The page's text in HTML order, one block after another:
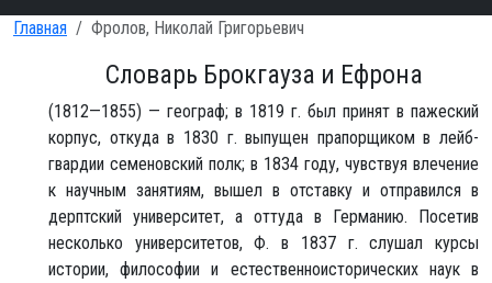
Главная Фролов, Николай Григорьевич
Словарь Брокгауза и Ефрона
(1812—1855) — географ; в 1819 г. был принят в пажеский
корпус, откуда в 1830 г. выпущен прапорщиком в лейб-
гвардии семеновский полк; в 1834 году, чувствуя влечение
к научным занятиям, вышел в отставку и отправился в
дерптский университет, а оттуда в Германию. Посетив
несколько университетов, Ф. в 1837 г. слушал курсы
истории, философии и естественноисторических наук в